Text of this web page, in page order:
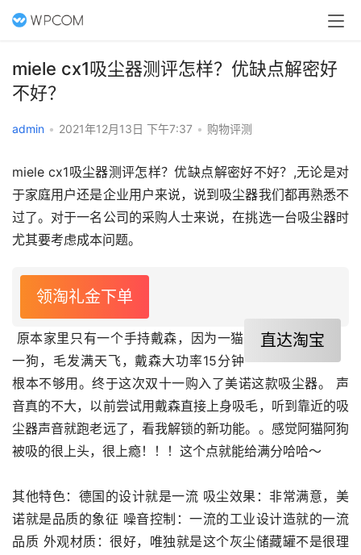
miele cx1吸尘器测评怎样？优缺点解密好
不好？
admin • 2021年12月13日 下午7:37 • 购物评测
miele cx1吸尘器测评怎样？优缺点解密好不好？,无论是对
于家庭用户还是企业用户来说，说到吸尘器我们都再熟悉不
过了。对于一名公司的采购人士来说，在挑选一台吸尘器时
尤其要考虑成本问题。
领淘礼金下单
直达淘宝
一狗，毛发满天飞，戴森大功率15分钟
根本不够用。终于这次双十一购入了美诺这款吸尘器。 声
音真的不大，以前尝试用戴森直接上身吸毛，听到靠近的吸
尘器声音就跑老远了，看我解锁的新功能。。感觉阿猫阿狗
被吸的很上头，很上瘾！！！这个点就能给满分哈哈～
其他特色：德国的设计就是一流 吸尘效果：非常满意，美
诺就是品质的象征 噪音控制：一流的工业设计造就的一流
品质 外观材质：很好，唯独就是这个灰尘储藏罐不是很理